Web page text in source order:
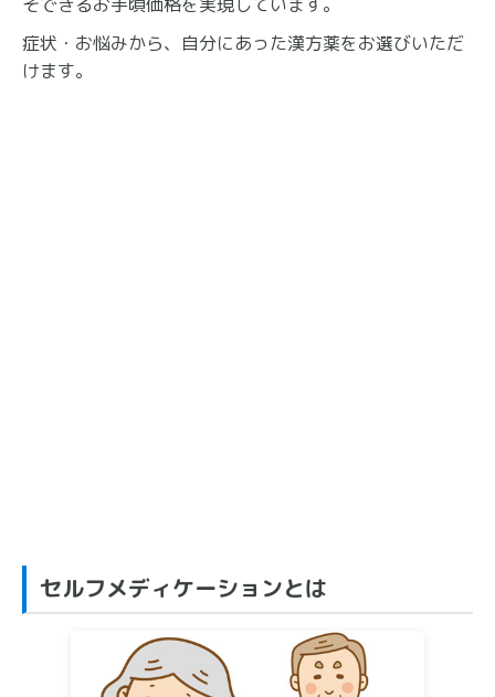
症状・お悩みから、自分にあった漢方薬をお選びいただ
けます。
セルフメディケーションとは